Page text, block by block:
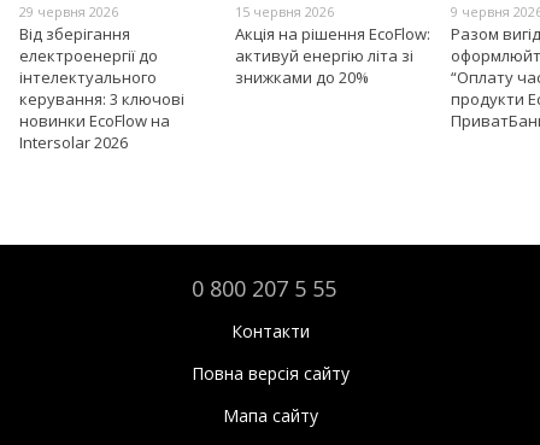
29 червня 2026
Від зберігання
електроенергії до
інтелектуального
керування: 3 ключові
новинки EcoFlow на
Intersolar 2026
15 червня 2026
Акція на рішення EcoFlow:
активуй енергію літа зі
знижками до 20%
9 червня
Разом
“Оплату
продукти
0 800 207 5 55
Контакти
Повна версія сайту
Мапа сайту